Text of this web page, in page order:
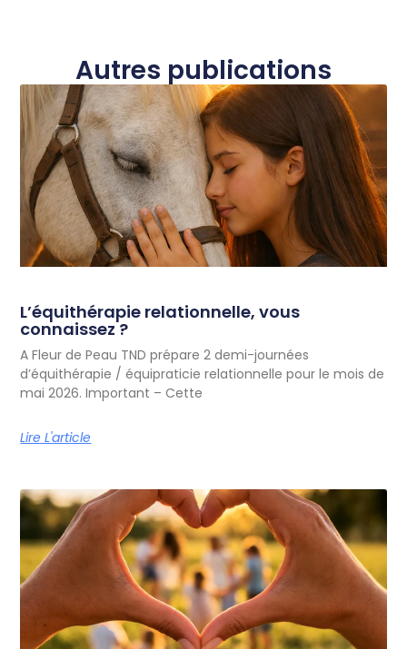
Autres publications
L’équithérapie relationnelle, vous
connaissez ?
A Fleur de Peau TND prépare 2 demi-journées
d’équithérapie / équipraticie relationnelle pour le mois de
mai 2026. Important – Cette
Lire L'article